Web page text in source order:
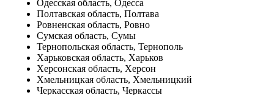
Одесская область, Одесса
Полтавская область, Полтава
Ровненская область, Ровно
Сумская область, Сумы
Тернопольская область, Тернополь
Харьковская область, Харьков
Херсонская область, Херсон
Хмельницкая область, Хмельницкий
Черкасская область, Черкассы